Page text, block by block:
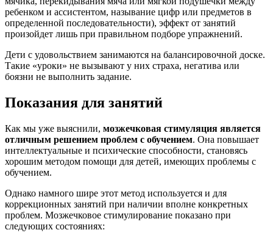
ребенком и ассистентом, называние цифр или предметов в
определенной последовательности), эффект от занятий
произойдет лишь при правильном подборе упражнений.
Дети с удовольствием занимаются на балансировочной доске.
Такие «уроки» не вызывают у них страха, негатива или
боязни не выполнить задание.
Показания для занятий
Как мы уже выяснили, мозжечковая стимуляция является
отличным решением проблем с обучением. Она повышает
интеллектуальные и психические способности, становясь
хорошим методом помощи для детей, имеющих проблемы с
обучением.
Однако намного шире этот метод используется и для
коррекционных занятий при наличии вполне конкретных
проблем. Мозжечковое стимулирование показано при
следующих состояниях: